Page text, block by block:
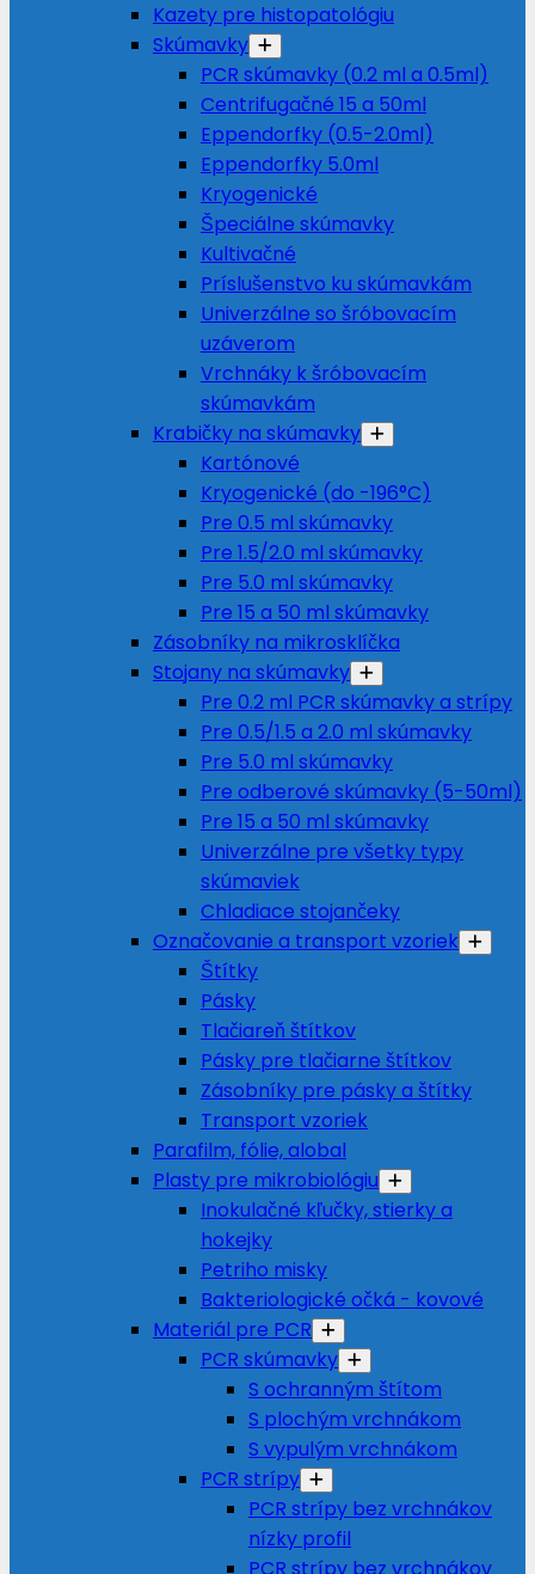
Kazety pre histopatológiu
Skúmavky
PCR skúmavky (0.2 ml a 0.5ml)
Centrifugačné 15 a 50ml
Eppendorfky (0.5-2.0ml)
Eppendorfky 5.0ml
Kryogenické
Špeciálne skúmavky
Kultivačné
Príslušenstvo ku skúmavkám
Univerzálne so šróbovacím
uzáverom
Vrchnáky k šróbovacím
skúmavkám
Krabičky na skúmavky
Kartónové
Kryogenické (do -196°C)
Pre 0.5 ml skúmavky
Pre 1.5/2.0 ml skúmavky
Pre 5.0 ml skúmavky
Pre 15 a 50 ml skúmavky
Zásobníky na mikrosklíčka
Stojany na skúmavky
Pre 0.2 ml PCR skúmavky a strípy
Pre 0.5/1.5 a 2.0 ml skúmavky
Pre 5.0 ml skúmavky
Pre odberové skúmavky (5-50ml)
Pre 15 a 50 ml skúmavky
Univerzálne pre všetky typy
skúmaviek
Chladiace stojančeky
Označovanie a transport vzoriek
Štítky
Pásky
Tlačiareň štítkov
Pásky pre tlačiarne štítkov
Zásobníky pre pásky a štítky
Transport vzoriek
Parafilm, fólie, alobal
Plasty pre mikrobiológiu
Inokulačné kľučky, stierky a
hokejky
Petriho misky
Bakteriologické očká - kovové
Materiál pre PCR
PCR skúmavky
S ochranným štítom
S plochým vrchnákom
S vypulým vrchnákom
PCR strípy
PCR strípy bez vrchnákov
nízky profil